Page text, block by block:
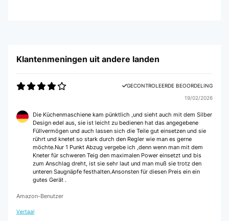
Klantenmeningen uit andere landen
GECONTROLEERDE BEOORDELING
19/02/2026
Die Küchenmaschiene kam pünktlich ,und sieht auch mit dem Silber
Design edel aus, sie ist leicht zu bedienen hat das angegebene
Füllvermögen und auch lassen sich die Teile gut einsetzen und sie
rührt und knetet so stark durch den Regler wie man es gerne
möchte.Nur 1 Punkt Abzug vergebe ich ,denn wenn man mit dem
Kneter für schweren Teig den maximalen Power einsetzt und bis
zum Anschlag dreht, ist sie sehr laut und man muß sie trotz den
unteren Saugnäpfe festhalten.Ansonsten für diesen Preis ein ein
gutes Gerät .
Amazon-Benutzer
Vertaal